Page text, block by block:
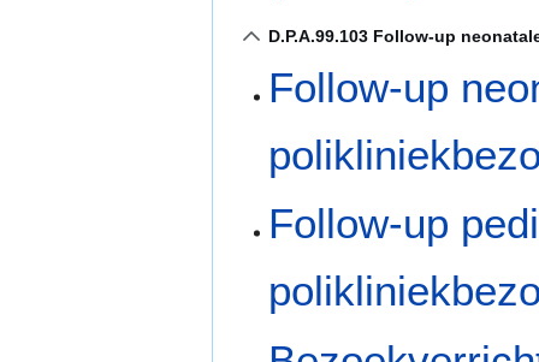
D.P.A.99.103 Follow-up
Follow-up
Follow-up